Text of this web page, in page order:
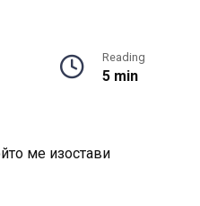
Reading
5 min
ме изостави